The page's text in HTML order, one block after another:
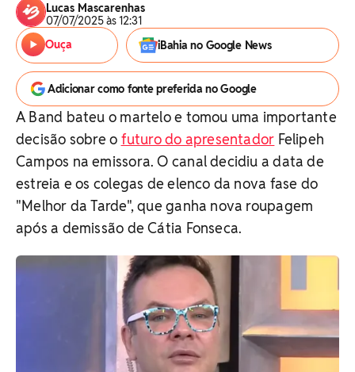
Lucas Mascarenhas
07/07/2025 às 12:31
Ouça
iBahia no Google News
Adicionar como fonte preferida no Google
A Band bateu o martelo e tomou uma importante
decisão sobre o futuro do apresentador Felipeh
Campos na emissora. O canal decidiu a data de
estreia e os colegas de elenco da nova fase do
"Melhor da Tarde", que ganha nova roupagem
após a demissão de Cátia Fonseca.